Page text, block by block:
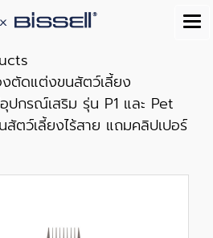
งตัดแต่งขนสัตว์เลี้ยง
ปกรณ์เสริม รุ่น P1 และ Pet
ตว์เลี้ยงไร้สาย แถมคลิปเปอร์